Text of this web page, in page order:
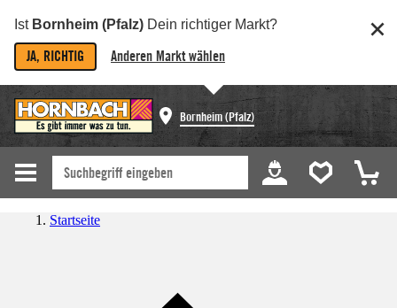
Ist Bornheim (Pfalz) Dein richtiger Markt?
JA, RICHTIG Anderen Markt wählen
Bornheim (Pfalz)
Startseite